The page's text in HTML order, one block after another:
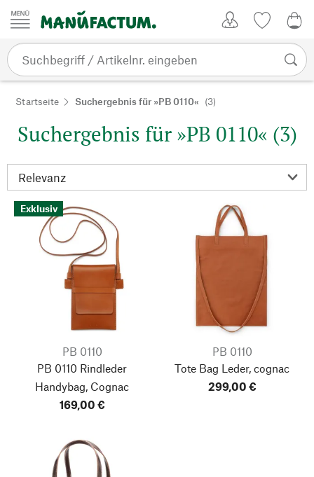
Zum Inhalt springen
Startseite Suchergebnis für »PB 0110« (3)
Suchergebnis für »PB 0110« (3)
Exklusiv
PB 0110
PB 0110 Rindleder
Handybag, Cognac
169,00 €
PB 0110
Tote Bag Leder, cognac
299,00 €